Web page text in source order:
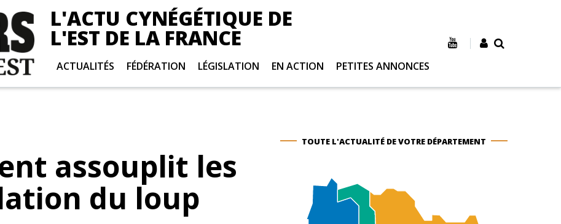
L'ACTU CYNÉGÉTIQUE DE
L'EST DE LA FRANCE
ACTUALITÉS FÉDÉRATION LÉGISLATION EN ACTION PETITES ANNONCES
assouplit les
du loup
TOUTE L'ACTUALITÉ DE VOTRE DÉPARTEMENT